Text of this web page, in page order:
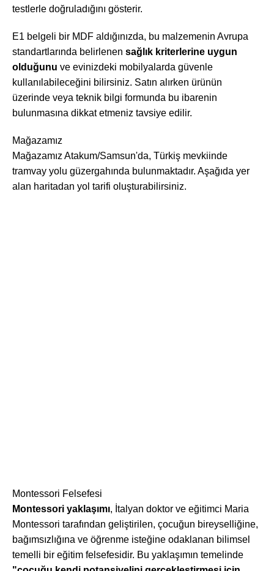
testlerle doğruladığını gösterir.
E1 belgeli bir MDF aldığınızda, bu malzemenin Avrupa
standartlarında belirlenen sağlık kriterlerine uygun
olduğunu ve evinizdeki mobilyalarda güvenle
kullanılabileceğini bilirsiniz. Satın alırken ürünün
üzerinde veya teknik bilgi formunda bu ibarenin
bulunmasına dikkat etmeniz tavsiye edilir.
Mağazamız
Mağazamız Atakum/Samsun'da, Türkiş mevkiinde
tramvay yolu güzergahında bulunmaktadır. Aşağıda yer
alan haritadan yol tarifi oluşturabilirsiniz.
Montessori Felsefesi
Montessori yaklaşımı, İtalyan doktor ve eğitimci Maria
Montessori tarafından geliştirilen, çocuğun bireyselliğine,
bağımsızlığına ve öğrenme isteğine odaklanan bilimsel
temelli bir eğitim felsefesidir. Bu yaklaşımın temelinde